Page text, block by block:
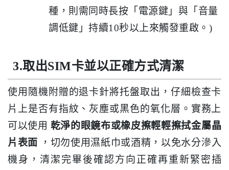
種，則需同時長按「電源鍵」與「音量
調低鍵」持續10秒以上來觸發重啟。)
3.取出SIM卡並以正確方式清潔
使用隨機附贈的退卡針將托盤取出，仔細檢查卡
片上是否有指紋、灰塵或黑色的氧化層。實務上
可以使用 乾淨的眼鏡布或橡皮擦輕輕擦拭金屬晶
片表面
，切勿使用濕紙巾或酒精，以免水分滲入
機身，清潔完畢後確認方向正確再重新緊密插